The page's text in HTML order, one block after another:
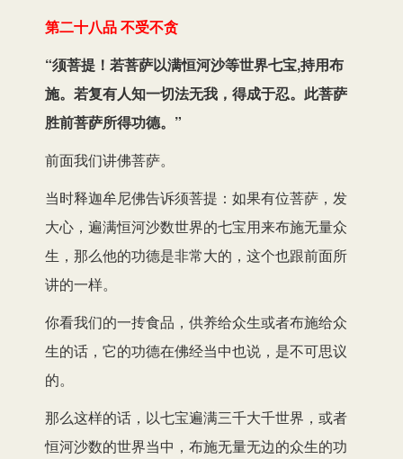
第二十八品 不受不贪
“须菩提！若菩萨以满恒河沙等世界七宝,持用布
施。若复有人知一切法无我，得成于忍。此菩萨
胜前菩萨所得功德。”
前面我们讲佛菩萨。
当时释迦牟尼佛告诉须菩提：如果有位菩萨，发
大心，遍满恒河沙数世界的七宝用来布施无量众
生，那么他的功德是非常大的，这个也跟前面所
讲的一样。
你看我们的一抟食品，供养给众生或者布施给众
生的话，它的功德在佛经当中也说，是不可思议
的。
那么这样的话，以七宝遍满三千大千世界，或者
恒河沙数的世界当中，布施无量无边的众生的功